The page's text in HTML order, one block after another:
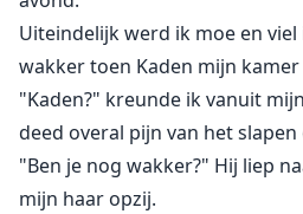
Uiteindelijk werd ik moe en
wakker toen Kaden mijn
"Kaden?" kreunde ik vanuit
deed overal pijn van het slapen
"Ben je nog wakker?" Hij liep
mijn haar opzij.